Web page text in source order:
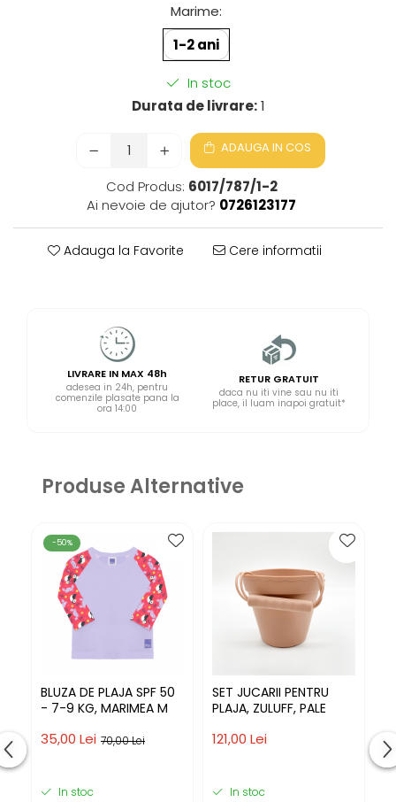
Marime:
1-2 ani
In stoc
Durata de livrare:1
ADAUGA IN COS
Cod Produs: 6017/787/1-2
Ai nevoie de ajutor? 0726123177
Adauga la Favorite Cere informatii
LIVRARE IN MAX 48h
adesea in 24h, pentru
comenzile plasate pana la
ora 14:00
RETUR GRATUIT
daca nu iti vine sau nu iti
place, il luam inapoi gratuit*
Produse Alternative
-50%
BLUZA DE PLAJA SPF 50
- 7-9 KG, MARIMEA M
70,00 Lei
35,00 Lei
In stoc
SET JUCARII PENTRU
PLAJA, ZULUFF, PALE
121,00 Lei
In stoc